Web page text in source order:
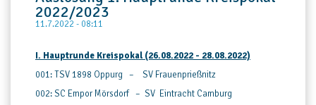
2022/2023
11.7.2022 - 08:11
I. Hauptrunde Kreispokal (26.08.2022 - 28.08.2022)
001: TSV 1898 Oppurg – SV Frauenprießnitz
002: SC Empor Mörsdorf – SV Eintracht Camburg